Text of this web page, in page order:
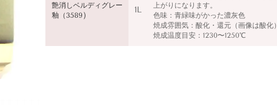
艶消しベルディグレー
釉（3589）
1L
上がりになります。
色味： 青緑味がかった濃灰色
焼成雰囲気：酸化・還元（画像は酸化）
焼成温度目安：1230〜1250℃